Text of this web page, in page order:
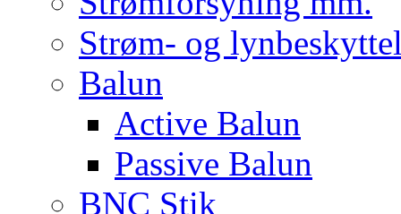
Strøm- og
Balun
Active Balun
Passive Balun
BNC Stik